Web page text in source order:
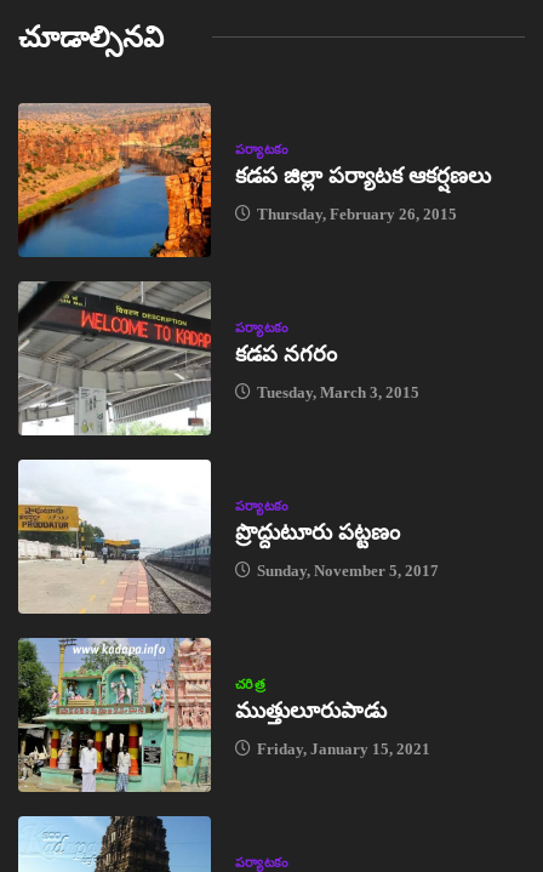
చూడాల్సినవి
పర్యాటకం
కడప జిల్లా పర్యాటక ఆకర్షణలు
Thursday, February 26, 2015
పర్యాటకం
కడప నగరం
Tuesday, March 3, 2015
పర్యాటకం
ప్రొద్దుటూరు పట్టణం
Sunday, November 5, 2017
చరిత్ర
ముత్తులూరుపాడు
Friday, January 15, 2021
పర్యాటకం